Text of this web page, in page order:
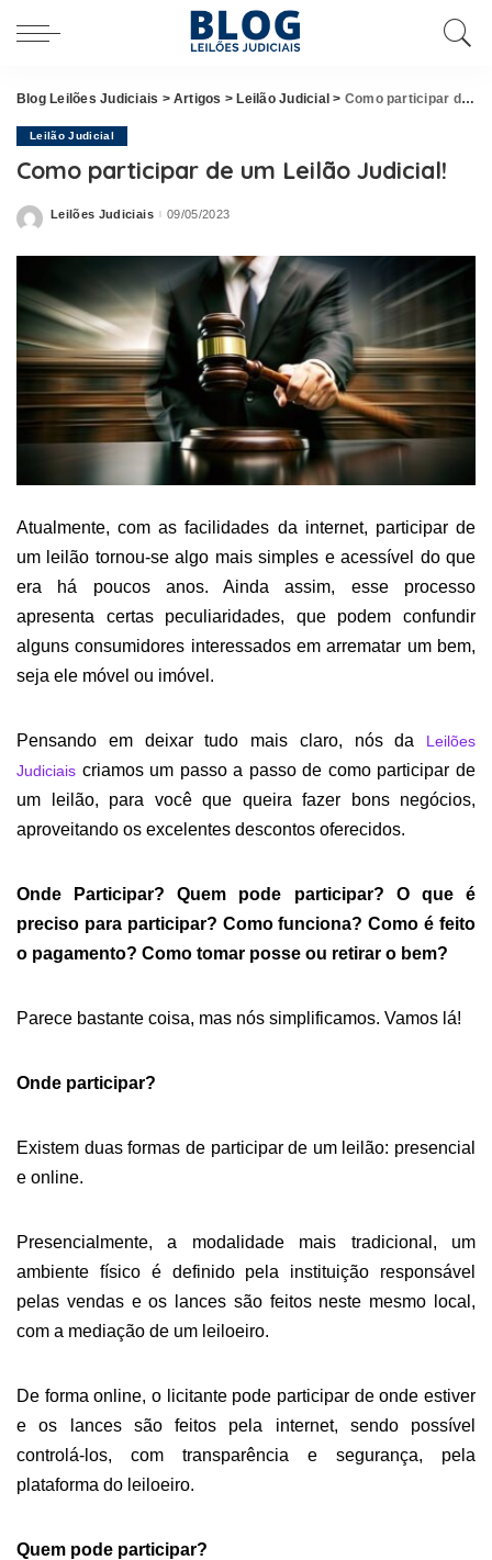
Blog Leilões Judiciais >Artigos > Leilão Judicial > Como participar de um Leilão Judicial!
Leilão Judicial
Como participar de um Leilão Judicial!
Posted
Leilões Judiciais 09/05/2023
Atualmente, com as facilidades da internet, participar de
um leilão tornou-se a lgo mais simples e acessível do que
era há poucos anos. Ainda assim, esse processo
apresenta certas peculiaridades, que podem confundir
a lguns consumidores interessados em arrematar um bem,
seja ele móvel ou imóvel .
Pensando em deixar tudo mais claro, nós da Leilões
Judiciais criamosum passo a passo de como participar de
um leilão,
para você que queira fazer bons negócios,
aproveitando os excelentes descontos oferecidos.
Onde Participar? Quem pode participar? O que é
preciso paraparticipar? Como funciona? Como é feito
o pagamento? Como tomar posse ou retirar o bem?
Parece bastante coisa, mas nós simplificamos. Vamos lá!
Onde participar?
Existem duasformas de participar de um leilão: presencial
e online.
Presencialmente, a modalidade mais tradicional, um
ambiente físico é definido pela instituição responsável
pelas vendas e os lances são feitos neste mesmo local,
com a mediação de um leiloeiro.
De forma online, o licitante pode participar de onde estiver
e os lances são feitos pela internet, sendo possível
controlá-los, com transparência e segurança, pela
plataforma do leiloeiro.
Quem pode participar?